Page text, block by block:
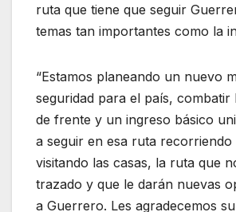
ruta que tiene que seguir
temas tan importantes como la
“Estamos planeando un nuevo
seguridad para el país, combatir
de frente y un ingreso básico
a seguir en esa ruta recorriendo
visitando las casas, la ruta que
trazado y que le darán nuevas
a Guerrero. Les agradecemos